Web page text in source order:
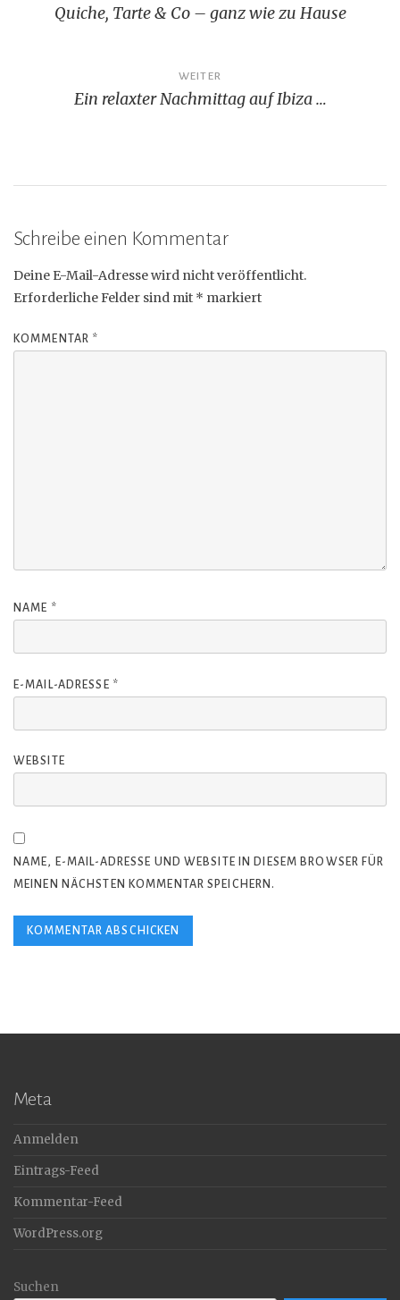
Quiche, Tarte & Co – ganz wie zu Hause
WEITER
Ein relaxter Nachmittag auf Ibiza …
Schreibe einen Kommentar
Deine E-Mail-Adresse wird nicht veröffentlicht.
Erforderliche Felder sind mit * markiert
KOMMENTAR *
NAME *
E-MAIL-ADRESSE *
WEBSITE
NAME, E-MAIL-ADRESSE UND WEBSITE IN DIESEM BROWSER FÜR
MEINEN NÄCHSTEN KOMMENTAR SPEICHERN.
Meta
Anmelden
Eintrags-Feed
Kommentar-Feed
WordPress.org
Suchen